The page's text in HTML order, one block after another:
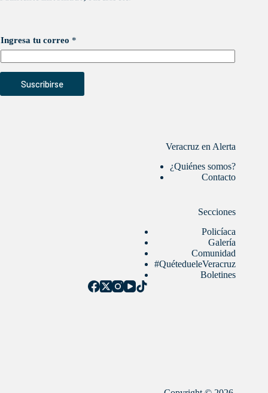
Ingresa tu correo *
Suscribirse
Veracruz en Alerta
¿Quiénes somos?
Contacto
Secciones
Policíaca
Galería
Comunidad
#QuétedueleVeracruz
Boletines